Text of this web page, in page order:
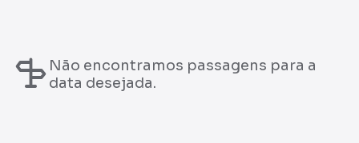
Não encontramos passagens para a
data desejada.